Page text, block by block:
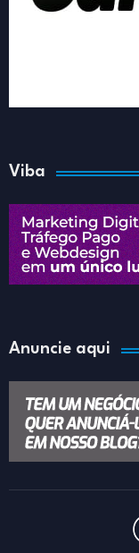
Viba
Anuncie aqui